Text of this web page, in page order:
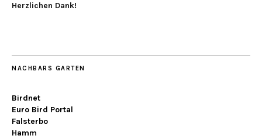
Herzlichen Dank!
NACHBARS GARTEN
Birdnet
Euro Bird Portal
Falsterbo
Hamm